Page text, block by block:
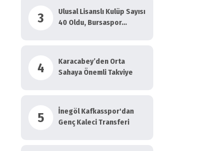
3
Ulusal Lisanslı Kulüp Sayısı
40 Oldu, Bursaspor…
4
Karacabey’den Orta
Sahaya Önemli Takviye
5
İnegöl Kafkasspor'dan
Genç Kaleci Transferi